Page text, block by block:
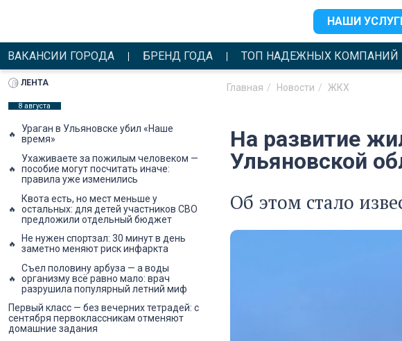
НАШИ
ВАКАНСИИ ГОРОДА БРЕНД ГОДА ТОП НАДЕЖНЫХ КОМПАНИЙ
Главная Новости ЖКХ
На развитие
Ульяновской
Об этом стало
ЛЕНТА
8 августа
Ураган в Ульяновске убил «Наше
время»
Ухаживаете за пожилым человеком —
пособие могут посчитать иначе:
правила уже изменились
Квота есть, но мест меньше у
остальных: для детей участников СВО
предложили отдельный бюджет
Не нужен спортзал: 30 минут в день
заметно меняют риск инфаркта
Съел половину арбуза — а воды
организму всё равно мало: врач
разрушила популярный летний миф
Первый класс — без вечерних тетрадей: с
сентября первоклассникам отменяют
домашние задания